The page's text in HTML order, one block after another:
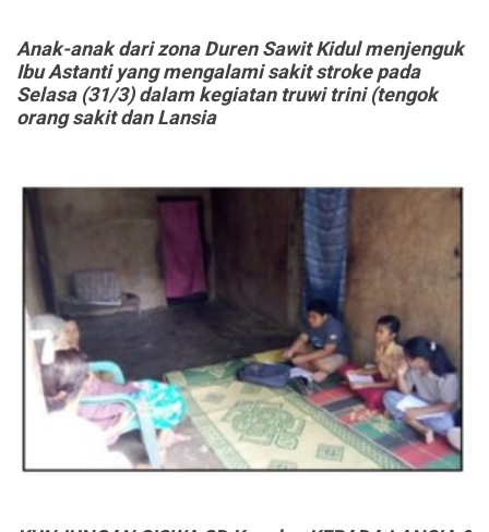
Anak-anak dari zona Duren Sawit Kidul menjenguk
Ibu Astanti yang mengalami sakit stroke pada
Selasa(31/3) dalam kegiatan truwi trini (tengok
orang sakit dan Lansia